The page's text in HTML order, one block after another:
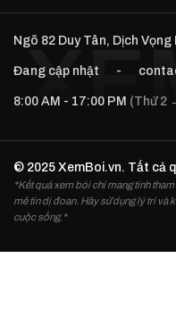
Ngõ 82 Duy Tân, Dịch Vọng
Đang cập nhật -
8:00 AM - 17:00 PM (Thứ 2
© 2025 XemBoi.vn. Tất cả
*Kết quả xem bói chỉ mang tính
mê tín dị đoan. Hãy sử dụng lý trí và
cuộc sống.*